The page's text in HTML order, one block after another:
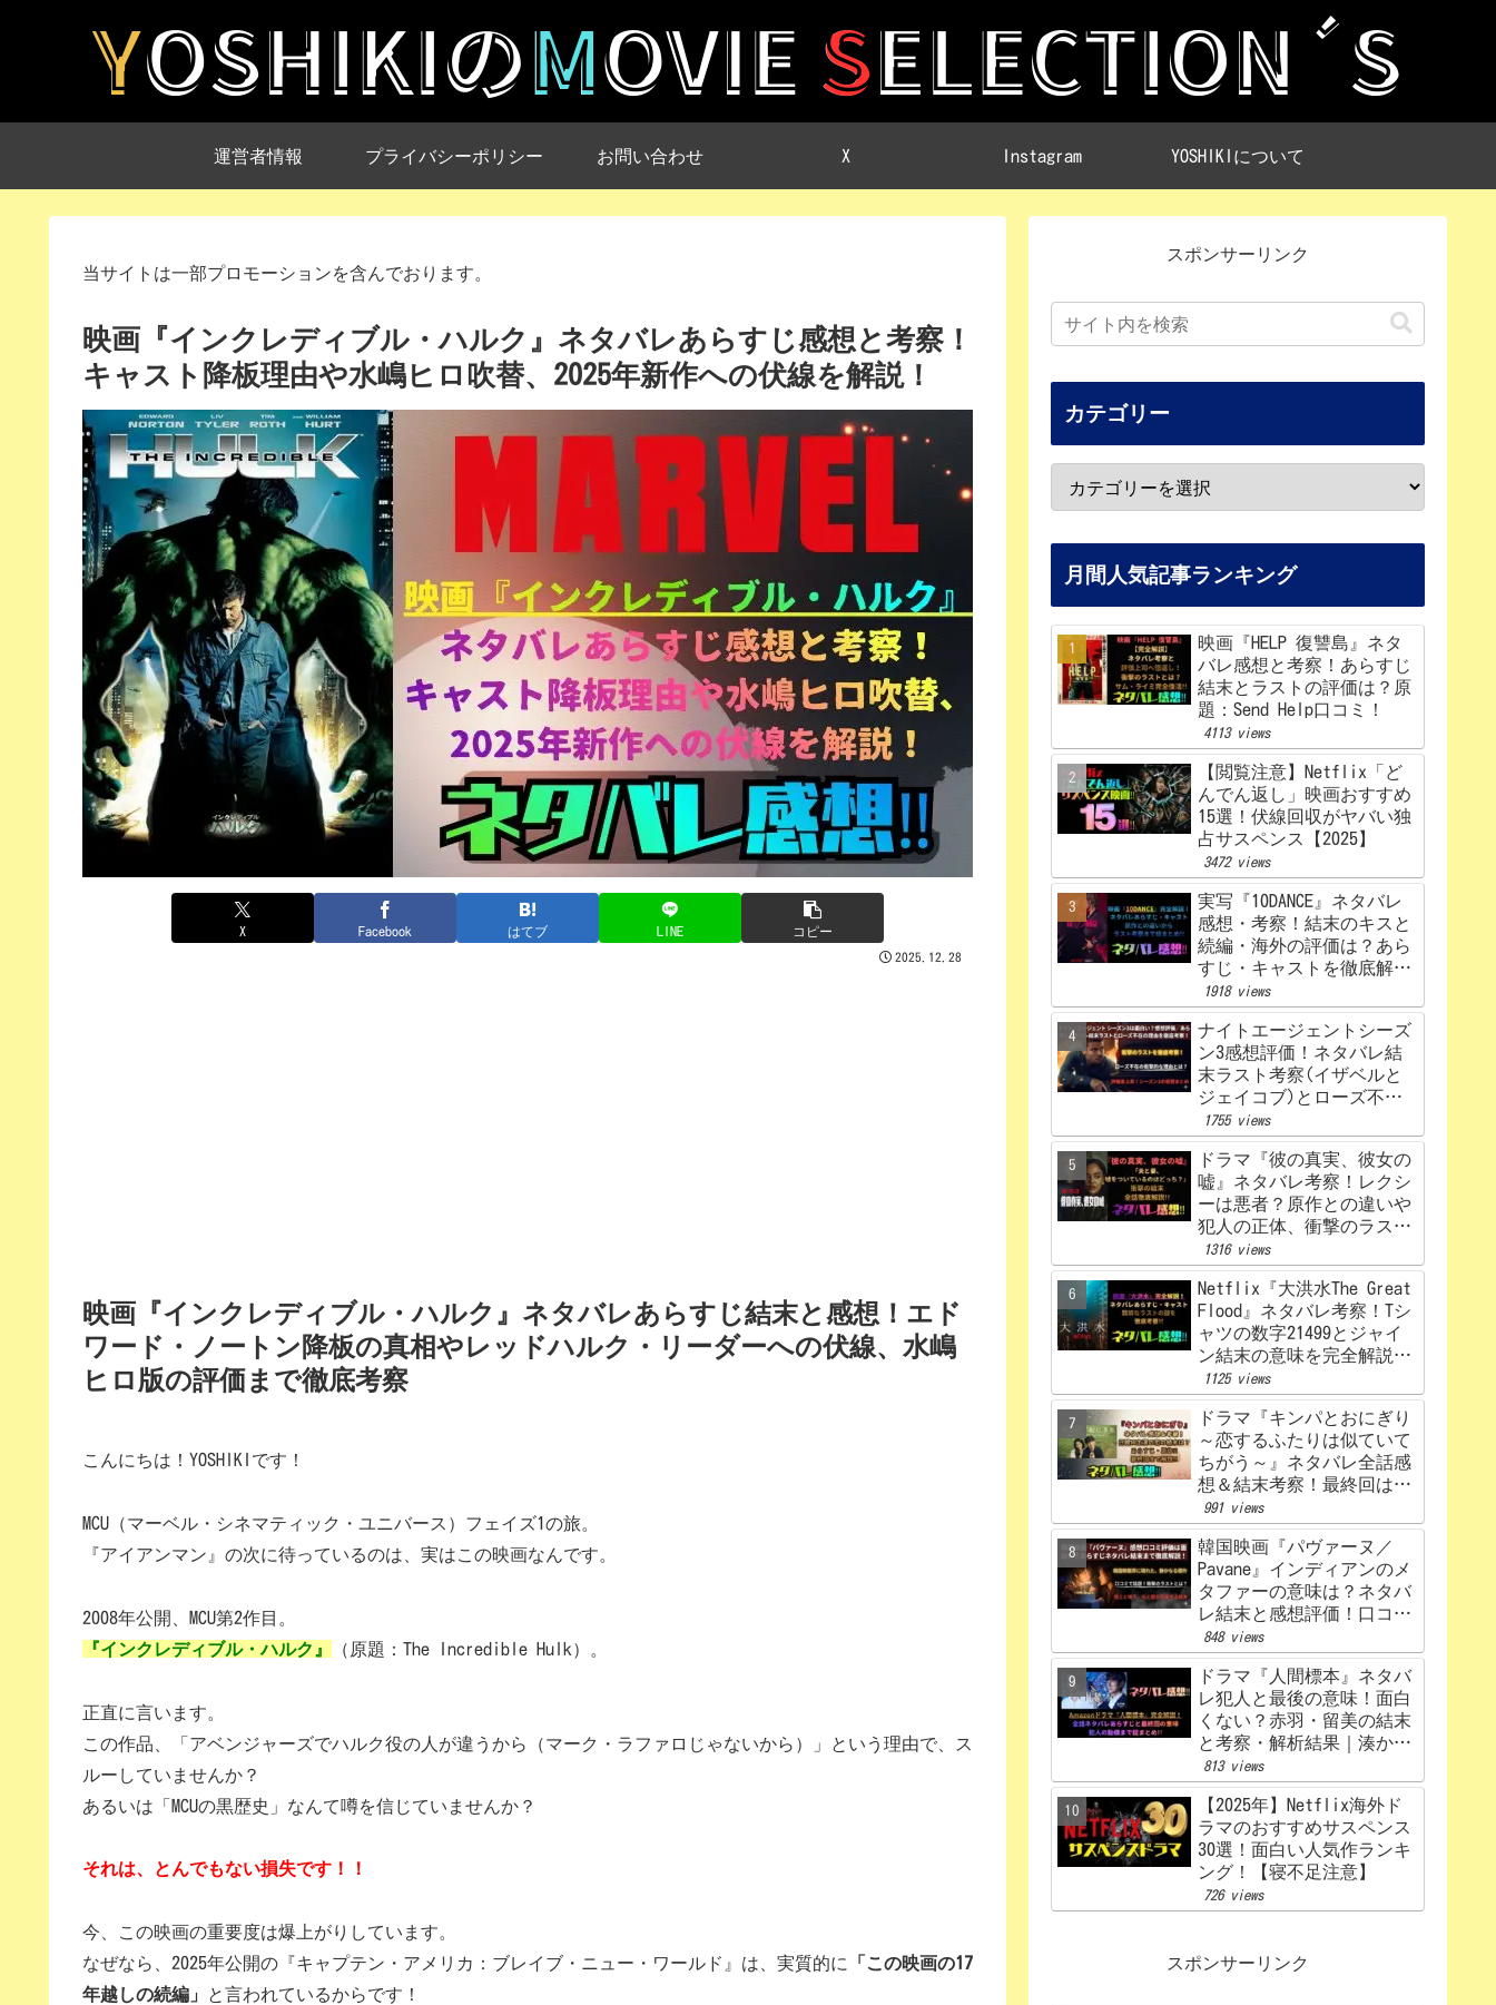
運営者情報 プライバシーポリシー お問い合わせ X Instagram YOSHIKIについて
当サイトは一部プロモーションを含んでおります。
映画『インクレディブル・ハルク』ネタバレあらすじ感想と考察！
キャスト降板理由や水嶋ヒロ吹替、2025年新作への伏線を解説！
X Facebook はてブ LINE コピー
2025.12.28
映画『インクレディブル・ハルク』ネタバレあらすじ結末と感想！エド
ワード・ノートン降板の真相やレッドハルク・リーダーへの伏線、水嶋
ヒロ版の評価まで徹底考察
こんにちは！YOSHIKIです！
MCU（マーベル・シネマティック・ユニバース）フェイズ1の旅。
『アイアンマン』の次に待っているのは、実はこの映画なんです。
2008年公開、MCU第2作目。
『インクレディブル・ハルク』
（原題：The Incredible Hulk）。
正直に言います。
この作品、「アベンジャーズでハルク役の人が違うから（マーク・ラファロじゃないから）」という理由で、ス
ルーしていませんか？
あるいは「MCUの黒歴史」なんて噂を信じていませんか？
それは、とんでもない損失です！！
今、この映画の重要度は爆上がりしています。
なぜなら、2025年公開の『キャプテン・アメリカ：ブレイブ・ニュー・ワールド』は、実質的に
「この映画の17
年越しの続編」
と言われているからです！
スポンサーリンク
カテゴリー
月間人気記事ランキング
映画『HELP 復讐島』ネタ
バレ感想と考察！あらすじ
結末とラストの評価は？原
題：Send Help口コミ！
4113 views
【閲覧注意】Netflix「ど
んでん返し」映画おすすめ
15選！伏線回収がヤバい独
占サスペンス【2025】
3472 views
実写『10DANCE』ネタバレ
感想・考察！結末のキスと
続編・海外の評価は？あら
すじ・キャストを徹底解
説！【Netflix】
1918 views
ナイトエージェントシーズ
ン3感想評価！ネタバレ結
末ラスト考察(イザベルと
ジェイコブ)とローズ不在
の理由を解説‼
1755 views
ドラマ『彼の真実、彼女の
嘘』ネタバレ考察！レクシ
ーは悪者？原作との違いや
犯人の正体、衝撃のラスト
まで完全解説
1316 views
Netflix『大洪水The Great
Flood』ネタバレ考察！Tシ
ャツの数字21499とジャイ
ン結末の意味を完全解説！
感想、評価！
1125 views
ドラマ『キンパとおにぎり
～恋するふたりは似ていて
ちがう～』ネタバレ全話感
想＆結末考察！最終回はど
うなる？あらすじから原
作、キャスト相関図まで徹
底解説【赤楚衛二×カン・
ヘウォン】
991 views
韓国映画『パヴァーヌ／
Pavane』インディアンのメ
タファーの意味は？ネタバ
レ結末と感想評価！口コミ
あらすじ徹底考察
【Netflix】
848 views
ドラマ『人間標本』ネタバ
レ犯人と最後の意味！面白
くない？赤羽・留美の結末
と考察・解析結果｜湊かな
えあらすじ
813 views
【2025年】Netflix海外ド
ラマのおすすめサスペンス
30選！面白い人気作ランキ
ング！【寝不足注意】
726 views
スポンサーリンク